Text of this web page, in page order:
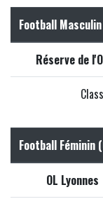
Football
Réserve de
Football Féminin
OL Lyonnes